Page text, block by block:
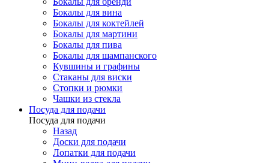
Бокалы для вина
Бокалы для коктейлей
Бокалы для мартини
Бокалы для пива
Бокалы для шампанского
Кувшины и графины
Стаканы для виски
Стопки и рюмки
Чашки из стекла
Посуда для подачи
Посуда для подачи
Назад
Доски для подачи
Лопатки для подачи